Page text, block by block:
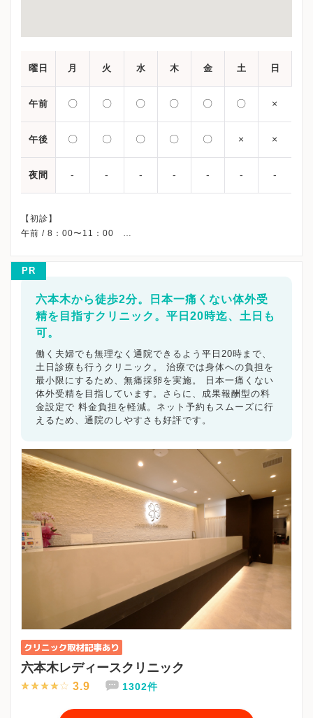
曜日 月 火 水 木 金 土 日
午前 〇 〇 〇 〇 〇 〇 ×
午後 〇 〇 〇 〇 〇 × ×
夜間 - - - - - - -
【初診】
午前 / 8：00〜11：00
※土曜午後・祝日・日曜、休診
※詳細はクリニックHPを確認、または直接お問い合わせくださ
PR
六本木から徒歩2分。日本一痛くない体外受
精を目指すクリニック。平日20時迄、土日も
可。
働く夫婦でも無理なく通院できるよう平日20時まで、
土日診療も行うクリニック。 治療では身体への負担を
最小限にするため、無痛採卵を実施。 日本一痛くない
体外受精を目指しています。さらに、成果報酬型の料
金設定で 料金負担を軽減。ネット予約もスムーズに行
えるため、通院のしやすさも好評です。
六本木レディースクリニック
3.9 1302件